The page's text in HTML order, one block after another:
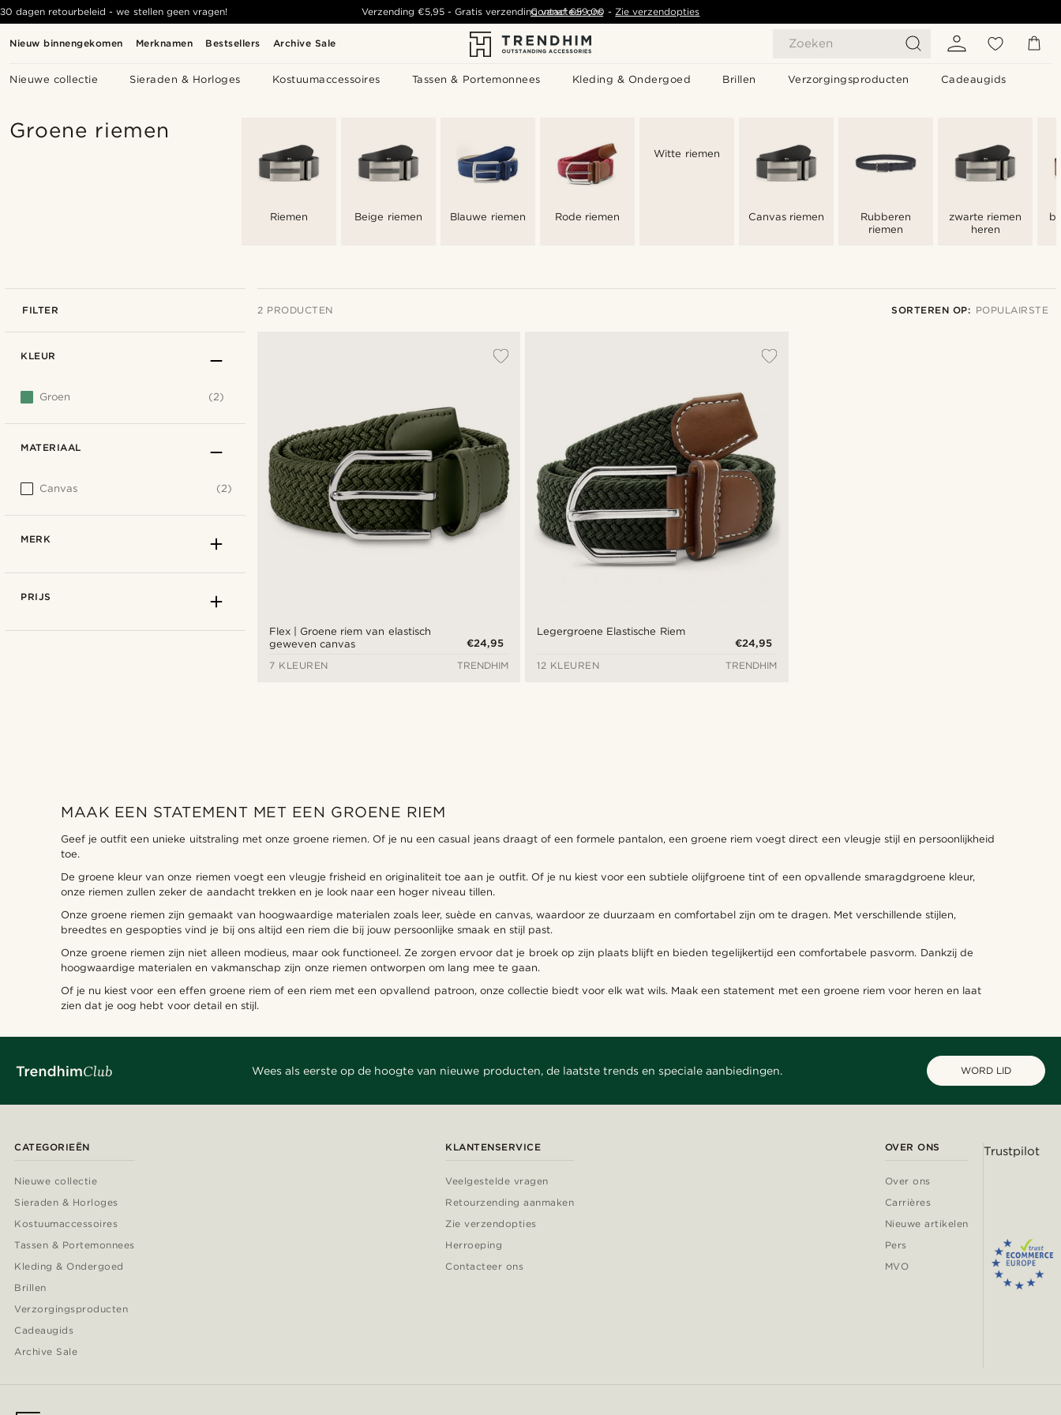
Nieuw binnengekomen Merknamen Bestsellers Archive Sale Zoeken
Nieuwe collectie Sieraden & Horloges Kostuumaccessoires Tassen & Portemonnees Kleding & Ondergoed Brillen Verzorgingsproducten Cadeaugids
30 dagen retourbeleid - we stellen geen vragen! Verzending €5,95- Gratis verzending vanaf€59,00 -Zie verzendopties
Contacteer ons
Groene riemen
Riemen Beige riemen Blauwe riemen Rode riemen
Witte riemen
Canvas riemen
Rubberen
riemen
zwarte riemen
heren
FILTER 2 PRODUCTEN SORTEREN OP: POPULAIRSTE
Flex | Groene riem van elastisch
geweven canvas
€24,95
7 KLEUREN
TRENDHIM
Legergroene Elastische Riem
€24,95
12 KLEUREN
TRENDHIM
KLEUR
Groen (2)
MATERIAAL
Canvas (2)
MERK
PRIJS
€ €
MAAK EEN STATEMENT MET EEN GROENE RIEM
Geef je outfit een unieke uitstraling met onze groene riemen. Of je nu een casual jeans draagt of een formele pantalon, een groene riem voegt direct een vleugje stijl en persoonlijkheid
toe.
De groene kleur van onze riemen voegt een vleugje frisheid en originaliteit toe aan je outfit. Of je nu kiest voor een subtiele olijfgroene tint of een opvallende smaragdgroene kleur,
onze riemen zullen zeker de aandacht trekken en je look naar een hoger niveau tillen.
Onze groene riemen zijn gemaakt van hoogwaardige materialen zoals leer, suède en canvas, waardoor ze duurzaam en comfortabel zijn om te dragen. Met verschillende stijlen,
breedtes en gespopties vind je bij ons altijd een riem die bij jouw persoonlijke smaak en stijl past.
Onze groene riemen zijn niet alleen modieus, maar ook functioneel. Ze zorgen ervoor dat je broek op zijn plaats blijft en bieden tegelijkertijd een comfortabele pasvorm. Dankzij de
hoogwaardige materialen en vakmanschap zijn onze riemen ontworpen om lang mee te gaan.
Of je nu kiest voor een effen groene riem of een riem met een opvallend patroon, onze collectie biedt voor elk wat wils. Maak een statement met een groene riem voor heren en laat
zien dat je oog hebt voor detail en stijl.
Wees als eerste op de hoogte van nieuwe producten, de laatste trends en speciale aanbiedingen. WORD LID
CATEGORIEËN
Nieuwe collectie
Sieraden & Horloges
Kostuumaccessoires
Tassen & Portemonnees
Kleding & Ondergoed
Brillen
Verzorgingsproducten
Cadeaugids
Archive Sale
KLANTENSERVICE
Veelgestelde vragen
Retourzending aanmaken
Zie verzendopties
Herroeping
Contacteer ons
OVER ONS
Over ons
Carrières
Nieuwe artikelen
Pers
MVO
Trustpilot